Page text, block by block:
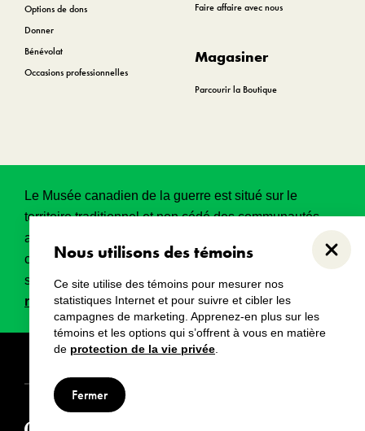
Nous utilisons des témoins
Ce site utilise des témoins pour mesurer nos
statistiques Internet et pour suivre et cibler les
campagnes de marketing. Apprenez-en plus sur les
témoins et les options qui s’offrent à vous en matière
de protection de la vie privée
Fermer
Options de dons
Donner
Bénévolat
Occasions professionnelles
Faire affaire avec nous
Magasiner
Parcourir la Boutique
Le Musée canadien de la guerre est situé sur le
territoire traditionnel et non cédé des communautés
algonquines Anishinabeg. Ce territoire a eu et
continue d’avoir une grande importance historique,
spirituelle et sacrée.Lire l’intégralité de la
reconnaissance territoriale.
Droits d’auteur Avertissements